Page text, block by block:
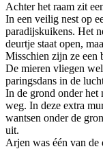
Achter het raam zit
In een veilig nest op
paradijskuikens. Het
deurtje staat open,
Misschien zijn ze een
De mieren vliegen
paringsdans in de
In de grond onder het
weg. In deze extra
wantsen onder de
uit.
Arjen was één van de